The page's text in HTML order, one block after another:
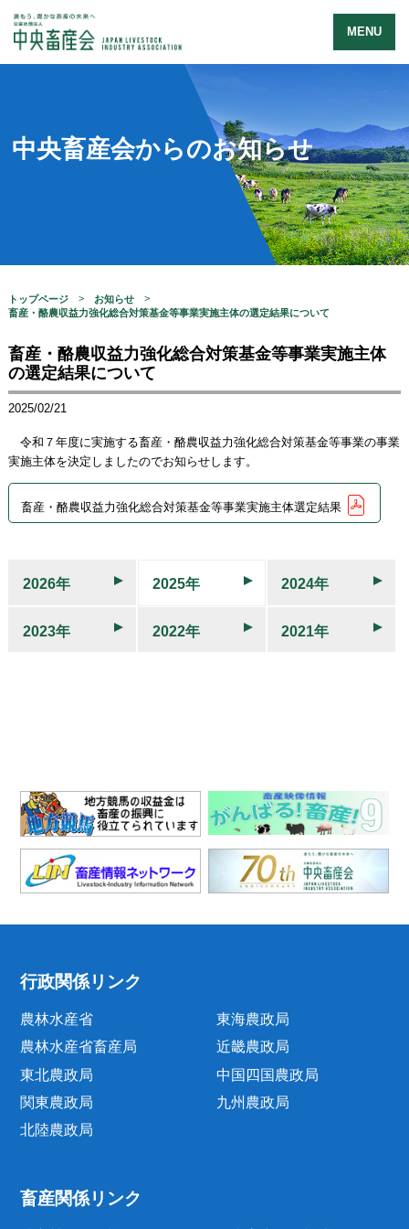
MENU
中央畜産会からのお知らせ
トップページ
お知らせ
畜産・酪農収益力強化総合対策基金等事業実施主体の選定結果について
畜産・酪農収益力強化総合対策基金等事業実施主体
の選定結果について
2025/02/21
令和７年度に実施する畜産・酪農収益力強化総合対策基金等事業の事業
実施主体を決定しましたのでお知らせします。
畜産・酪農収益力強化総合対策基金等事業実施主体選定結果
2026年 2025年 2024年
2023年 2022年 2021年
行政関係リンク
農林水産省
農林水産省畜産局
東北農政局
関東農政局
北陸農政局
東海農政局
近畿農政局
中国四国農政局
九州農政局
畜産関係リンク